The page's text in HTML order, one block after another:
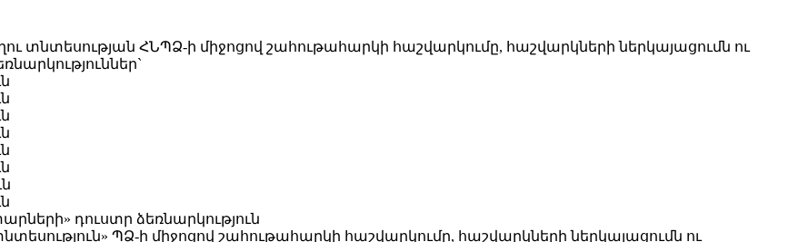
տնտեսության ՀՆՊՁ-ի միջոցով շահութահարկի հաշվարկումը, հաշվարկների ներկայացումն ու
դուստր ձեռնարկություն
ՊՁ-ի միջոցով շահութահարկի հաշվարկումը, հաշվարկների ներկայացումն ու